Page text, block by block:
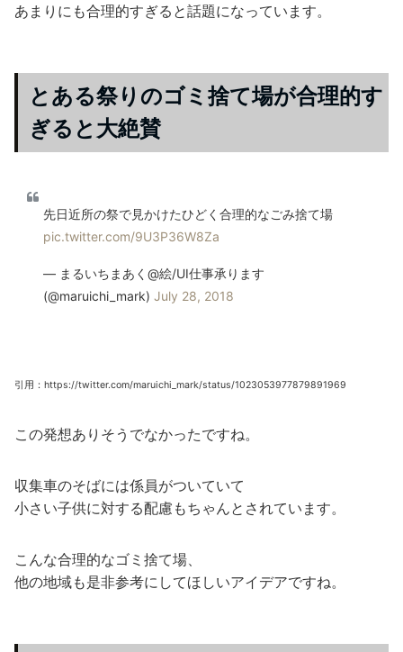
あまりにも合理的すぎると話題になっています。
とある祭りのゴミ捨て場が合理的す
ぎると大絶賛
先日近所の祭で見かけたひどく合理的なごみ捨て場
pic.twitter.com/9U3P36W8Za
— まるいちまあく@絵/UI仕事承ります
(@maruichi_mark) July 28, 2018
引用：https://twitter.com/maruichi_mark/status/1023053977879891969
この発想ありそうでなかったですね。
収集車のそばには係員がついていて
小さい子供に対する配慮もちゃんとされています。
こんな合理的なゴミ捨て場、
他の地域も是非参考にしてほしいアイデアですね。